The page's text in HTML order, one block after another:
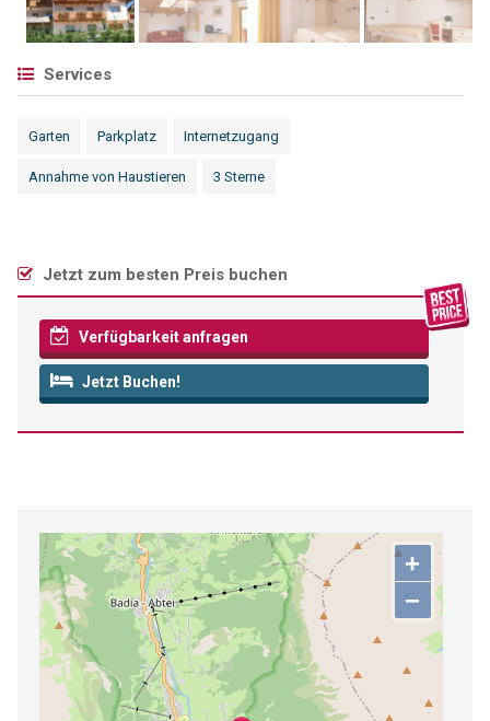
Services
Garten Parkplatz Internetzugang
Annahme von Haustieren 3 Sterne
Jetzt zum besten Preis buchen
Verfügbarkeit anfragen
Jetzt Buchen!
+
−